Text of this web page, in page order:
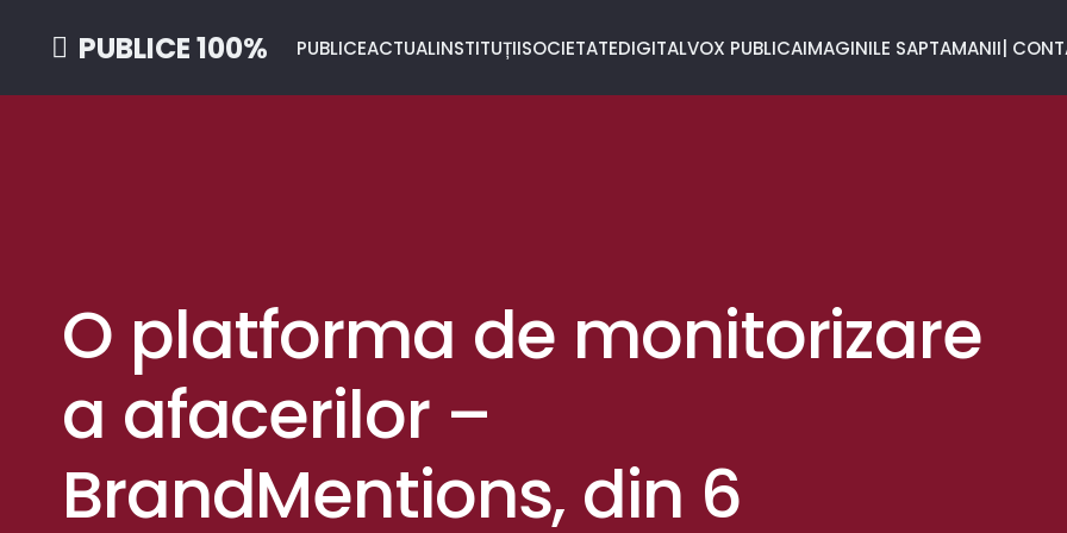
PUBLICE 100% PUBLICEACTUALINSTITUȚIISOCIETATEDIGITALVOX PUBLICAIMAGINILE SAPTAMANII|
O platforma de monitorizare
a afacerilor –
BrandMentions, din 6